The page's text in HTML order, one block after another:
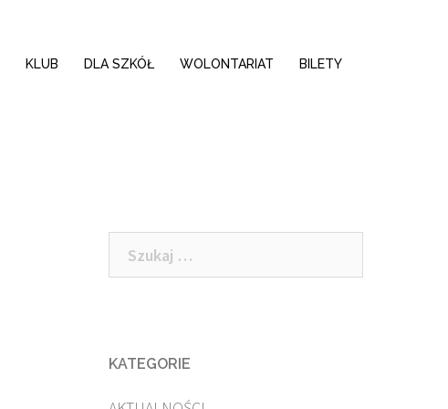
KLUB DLA SZKÓŁ WOLONTARIAT BILETY
Szukaj:
KATEGORIE